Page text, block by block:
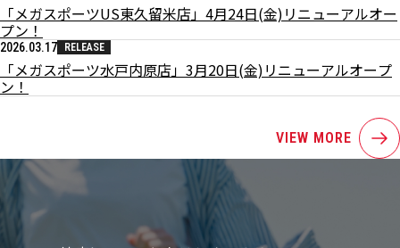
「メガスポーツUS東久留米店」4月24日(金)リニューアルオー
プン！
2026.03.17 RELEASE
「メガスポーツ水戸内原店」3月20日(金)リニューアルオープ
ン！
VIEW MORE